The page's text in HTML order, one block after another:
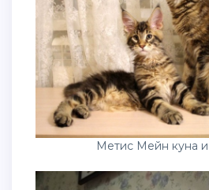
Метис Мейн куна и